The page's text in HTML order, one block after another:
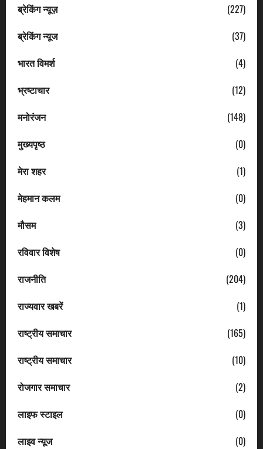
ब्रेकिंग न्यूज़
(227)
ब्रेकिंग न्यूज
(37)
भारत विमर्श
(4)
भ्रष्टाचार
(12)
मनोरंजन
(148)
मुख्यपृष्ठ
(0)
मेरा शहर
(1)
मेहमान कलम
(0)
मौसम
(3)
रविवार विशेष
(0)
राजनीति
(204)
राज्यवार खबरें
(1)
राष्ट्रीय समाचार
(165)
राष्ट्रीय समाचार
(10)
रोजगार समाचार
(2)
लाइफ स्टाइल
(0)
लाइव न्यूज
(0)